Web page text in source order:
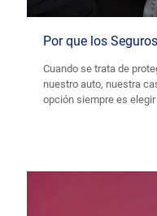
Por que los
Cuando se trata de
nuestro auto, nuestra
opción siempre es elegir